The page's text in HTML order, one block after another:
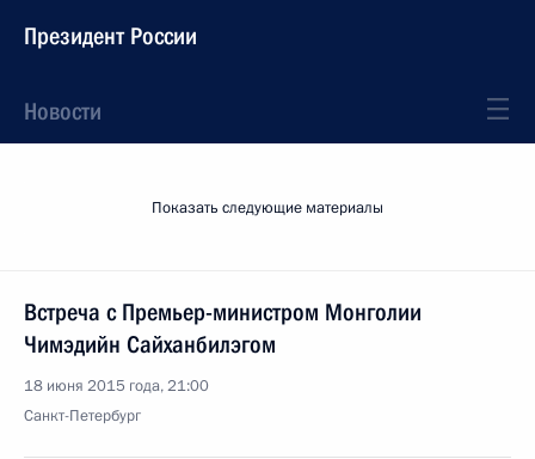
Президент России
Новости
Показать следующие материалы
Встреча с Премьер-министром Монголии
Чимэдийн Сайханбилэгом
18 июня 2015 года, 21:00
Санкт-Петербург